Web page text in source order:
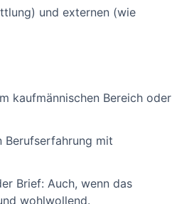
und externen (wie
kaufmännischen Bereich oder
Berufserfahrung mit
Brief: Auch, wenn das
wohlwollend.